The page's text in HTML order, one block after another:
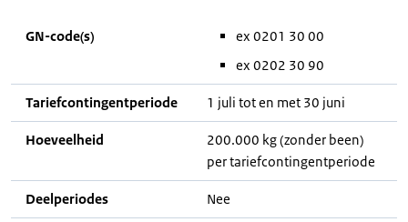
GN-code(s)
ex 0201 30 00
ex 0202 30 90
Tariefcontingentperiode 1 juli tot en met 30 juni
Hoeveelheid
200.000 kg (zonder been)
per tariefcontingentperiode
Deelperiodes Nee